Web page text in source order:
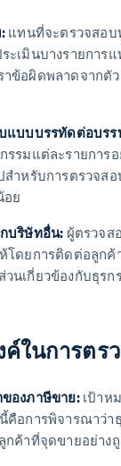
แทนที่จะตรวจสอบ
ะเมินบางรายการ
ข้อผิดพลาดจากตั
แบบบรรทัดต่อบร
รรมแต่ละรายการ
สําหรับการตรวจส
อย
บริษัทอื่น: ผู้ตรวจส
โดยการติดต่อลูกค้
นเกี่ยวข้องกับธุรก
ค์ในการตร
องภาษีขาย:เป้าห
คือการพิจารณาว่า
กค้าที่จุดขายอย่าง